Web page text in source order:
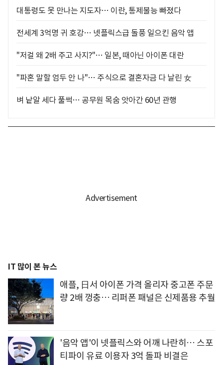
대통령도 못 만나는 지도자… 이란, 통제불능 빠졌다
전세계 3억명 귀 호강… 넷플릭스급 돌풍 일으킨 음악 앱
"저걸 왜 2배 주고 사지?"… 일본, 때아닌 아이폰 대란
"파혼 말할 엄두 안 나"… 주식으로 결혼자금 다 날린 女
벼 낱알 세다 풀썩… 공무원 목숨 앗아간 60년 관행
IT 많이 본 뉴스
애플, 日서 아이폰 가격 올리자 중고폰 주문
량 2배 껑충… 리퍼폰 패널은 신제품용 추월
'음악 앱'이 넷플릭스와 어깨 나란히… 스포
티파이 유료 이용자 3억 돌파 비결은